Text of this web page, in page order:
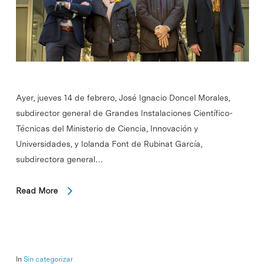
Ayer, jueves 14 de febrero, José Ignacio Doncel Morales,
subdirector general de Grandes Instalaciones Científico-
Técnicas del Ministerio de Ciencia, Innovación y
Universidades, y Iolanda Font de Rubinat García,
subdirectora general…
Read More
In Sin categorizar